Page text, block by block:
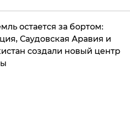
остается за бортом:
Саудовская Аравия и
создали новый центр